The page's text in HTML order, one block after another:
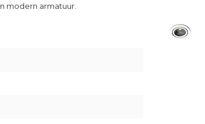
modern armatuur.